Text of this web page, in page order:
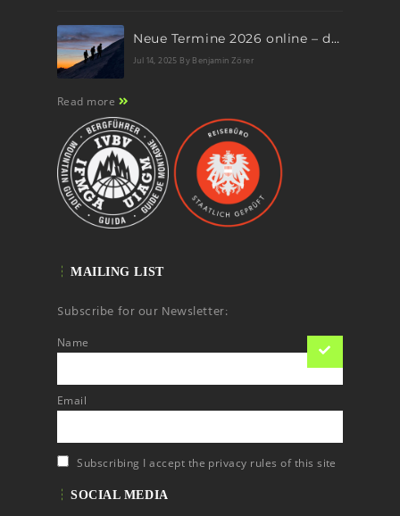
Neue Termine 2026 online – dein nächstes Abenteuer wartet!
Jul 14, 2025 By Benjamin Zörer
Read more
MAILING LIST
Subscribe for our Newsletter:
Name
Email
Subscribing I accept the privacy rules of this site
SOCIAL MEDIA